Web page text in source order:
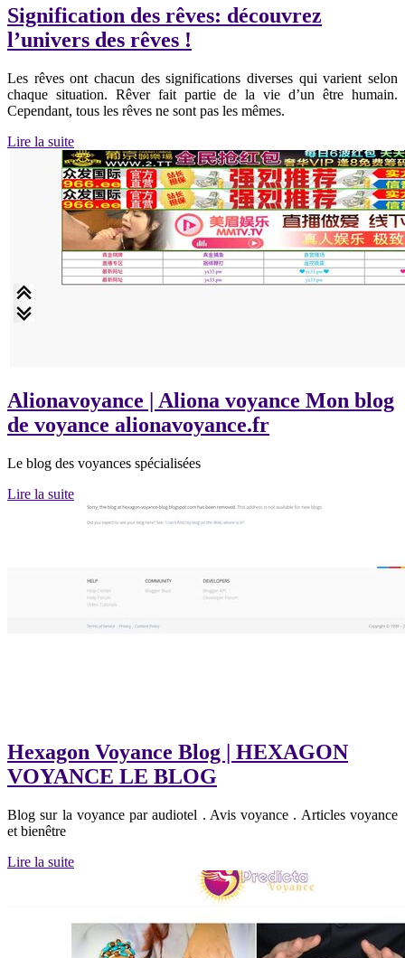
Signification des rêves: découvrez
l’univers des rêves !
Les rêves ont chacun des significations diverses qui varient selon
chaque situation. Rêver fait partie de la vie d’un être humain.
Cependant, tous les rêves ne sont pas les mêmes.
Lire la suite
Alionavoyance | Aliona voyance Mon blog
de voyance alionavo­yan­ce.fr
Le blog des voyances spécialisées
Lire la suite
Hexagon Voyance Blog | HEXAGON
VOYANCE LE BLOG
Blog sur la voyance par audiotel . Avis voyance . Articles voyance
et bienêtre
Lire la suite